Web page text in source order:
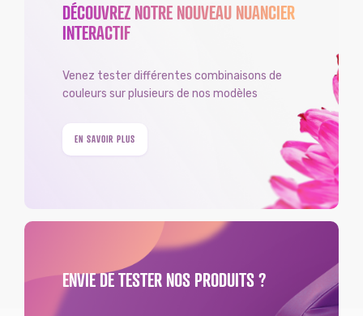
DÉCOUVREZ NOTRE NOUVEAU NUANCIER
INTERACTIF
Venez tester différentes combinaisons de
couleurs sur plusieurs de nos modèles
EN SAVOIR PLUS
ENVIE DE TESTER NOS PRODUITS ?